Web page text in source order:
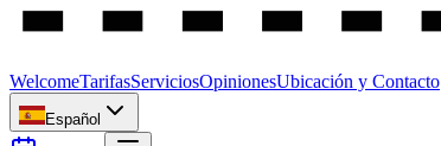
WelcomeTarifasServiciosOpinionesUbicación y Contacto
Español